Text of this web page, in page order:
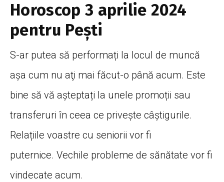
Horoscop 3 aprilie 2024
pentru Peşti
S-ar putea să performați la locul de muncă
aşa cum nu aţi mai făcut-o până acum. Este
bine să vă așteptați la unele promoții sau
transferuri în ceea ce privește câștigurile.
Relațiile voastre cu seniorii vor fi
puternice. Vechile probleme de sănătate vor fi
vindecate acum.